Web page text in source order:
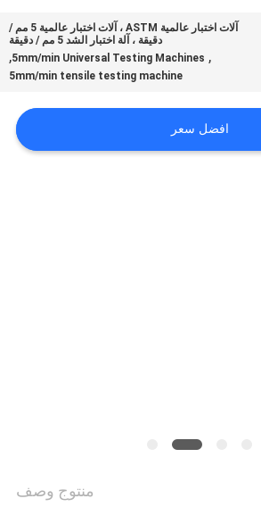
آلات اختبار عالمية ASTM ، آلات اختبار عالمية 5 مم /
دقيقة ، آلة اختبار الشد 5 مم / دقيقة
,
5mm/min Universal Testing Machines
,
5mm/min tensile testing machine
افضل سعر
منتوج وصف